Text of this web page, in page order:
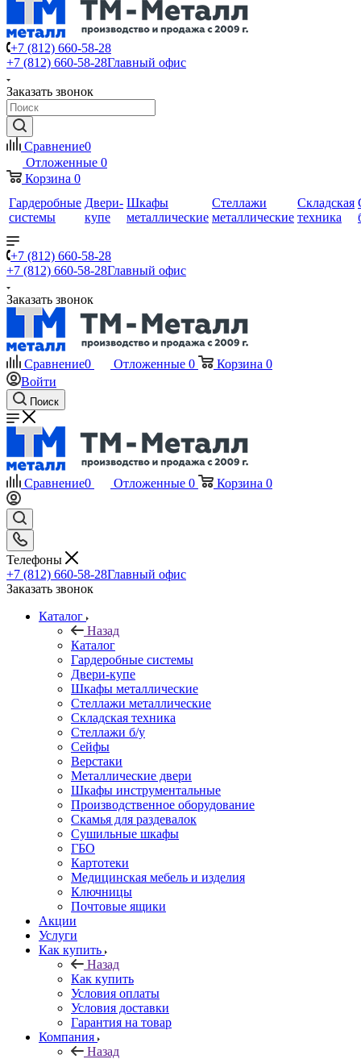
+7 (812) 660-58-28
+7 (812) 660-58-28Главный офис
Заказать звонок
Сравнение0
Отложенные 0
Корзина 0
Гардеробные
системы
Двери-
купе
Шкафы
металлические
Стеллажи
металлические
Складская
техника
+7 (812) 660-58-28
+7 (812) 660-58-28Главный офис
Заказать звонок
Сравнение0 Отложенные 0 Корзина 0
Войти
Поиск
Сравнение0 Отложенные 0 Корзина 0
Телефоны
+7 (812) 660-58-28Главный офис
Заказать звонок
Каталог
Назад
Каталог
Гардеробные системы
Двери-купе
Шкафы металлические
Стеллажи металлические
Складская техника
Стеллажи б/у
Сейфы
Верстаки
Металлические двери
Шкафы инструментальные
Производственное оборудование
Скамья для раздевалок
Сушильные шкафы
ГБО
Картотеки
Медицинская мебель и изделия
Ключницы
Почтовые ящики
Акции
Услуги
Как купить
Назад
Как купить
Условия оплаты
Условия доставки
Гарантия на товар
Компания
Назад